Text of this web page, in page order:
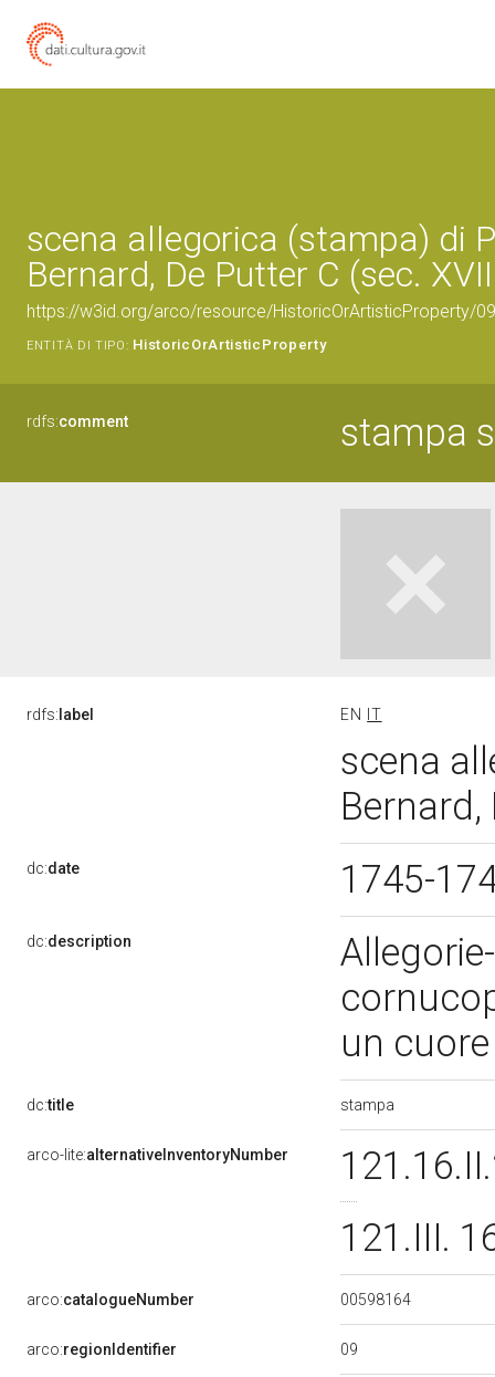
scena allegorica (stampa) di
Bernard, De Putter C (sec.
https://w3id.org/arco/resource/HistoricOrArtisticProperty/
ENTITÀ DI TIPO: HistoricOrArtisticProperty
rdfs:comment stampa
rdfs: label EN IT
scena
Bernard,
dc:date 1745-
dc:description
un
dc:title stampa
arco-lite:alternativeInventoryNumber
121.III.
arco:catalogueNumber 00598164
arco:regionIdentifier 09